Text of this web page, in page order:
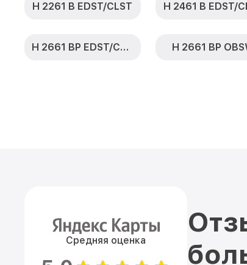
H 2261 B EDST/CLST H 2461 B EDST/
H 2661 BP EDST/CLST H 2661 BP
Средняя оценка